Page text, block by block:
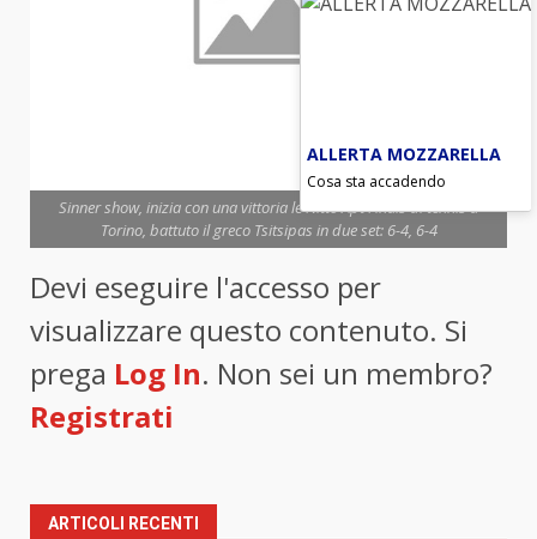
Sinner show, inizia con una vittoria le Nitto Apt Finals di tennis a
Torino, battuto il greco Tsitsipas in due set: 6-4, 6-4
Devi eseguire l'accesso per
visualizzare questo contenuto. Si
prega Log In. Non sei un membro?
Registrati
ARTICOLI RECENTI
ALLERTA MOZZARELLA
Cosa sta accadendo